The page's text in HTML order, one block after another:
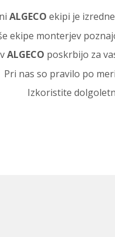
ALGECO ekipi je
ekipe monterjev
ALGECO poskrbijo za
Pri nas so pravilo po
Izkoristite